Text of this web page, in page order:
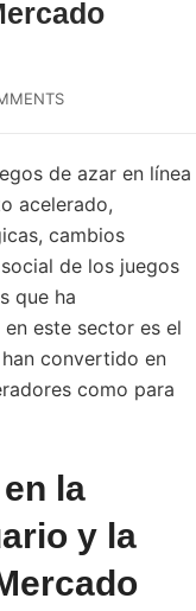
de azar en línea
acelerado,
cambios
de los juegos
que ha
este sector es el
convertido en
como para
la
y la